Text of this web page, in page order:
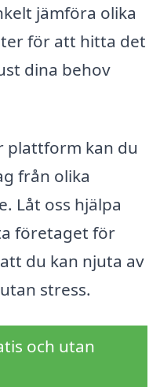
jämföra olika
för att hitta det
dina behov
plattform kan du
från olika
Låt oss hjälpa
företaget för
du kan njuta av
stress.
och utan